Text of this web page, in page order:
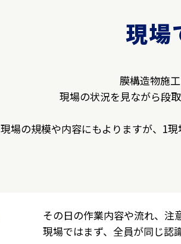
現場
膜構造物施
現場の状況を見ながら段
現場の規模や内容にもよりますが、1
その日の作業内容や流れ、注
現場ではまず、全員が同じ認